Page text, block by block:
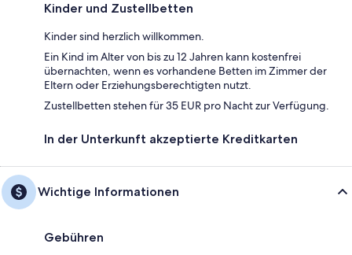
Kinder und Zustellbetten
Kinder sind herzlich willkommen.
Ein Kind im Alter von bis zu 12 Jahren kann kostenfrei
übernachten, wenn es vorhandene Betten im Zimmer der
Eltern oder Erziehungsberechtigten nutzt.
Zustellbetten stehen für 35 EUR pro Nacht zur Verfügung.
In der Unterkunft akzeptierte Kreditkarten
Wichtige Informationen
Gebühren